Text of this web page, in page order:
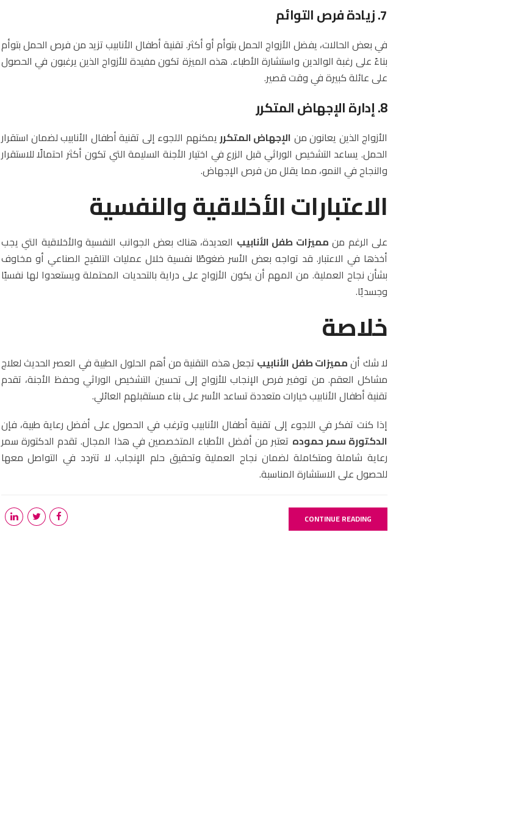
7. زيادة فرص التوائم
في بعض الحالات، يفضل الأزواج الحمل بتوأم أو أكثر. تقنية أطفال الأنابيب تزيد من فرص الحمل بتوأم
بناءً على رغبة الوالدين واستشارة الأطباء. هذه الميزة تكون مفيدة للأزواج الذين يرغبون في الحصول
على عائلة كبيرة في وقت قصير.
8. إدارة الإجهاض المتكرر
الأزواج الذين يعانون من الإجهاض المتكرريمكنهم اللجوء إلى تقنية أطفال الأنابيب لضمان استقرار
الحمل. يساعد التشخيص الوراثي قبل الزرع في اختيار الأجنة السليمة التي تكون أكثر احتمالًا للاستقرار
والنجاح في النمو، مما يقلل من فرص الإجهاض.
الاعتبارات الأخلاقية والنفسية
على الرغم من مميزات طفل الأنابيب العديدة، هناك بعض الجوانب النفسية والأخلاقية التي يجب
أخذها في الاعتبار. قد تواجه بعض الأسر ضغوطًا نفسية خلال عمليات التلقيح الصناعي أو مخاوف
بشأن نجاح العملية. من المهم أن يكون الأزواج على دراية بالتحديات المحتملة ويستعدوا لها نفسيًا
وجسديًا.
خلاصة
لا شك أنمميزات طفل الأنابيب تجعل هذه التقنية من أهم الحلول الطبية في العصر الحديث لعلاج
مشاكل العقم. من توفير فرص الإنجاب للأزواج إلى تحسين التشخيص الوراثي وحفظ الأجنة، تقدم
تقنية أطفال الأنابيب خيارات متعددة تساعد الأسر على بناء مستقبلهم العائلي.
إذا كنت تفكر في اللجوء إلى تقنية أطفال الأنابيب وترغب في الحصول على أفضل رعاية طبية، فإن
الدكتورة سمر حموده تعتبر من أفضل الأطباء المتخصصين في هذا المجال. تقدم الدكتورة سمر
رعاية شاملة ومتكاملة لضمان نجاح العملية وتحقيق حلم الإنجاب. لا تتردد في التواصل معها
للحصول على الاستشارة المناسبة.
CONTINUE READING